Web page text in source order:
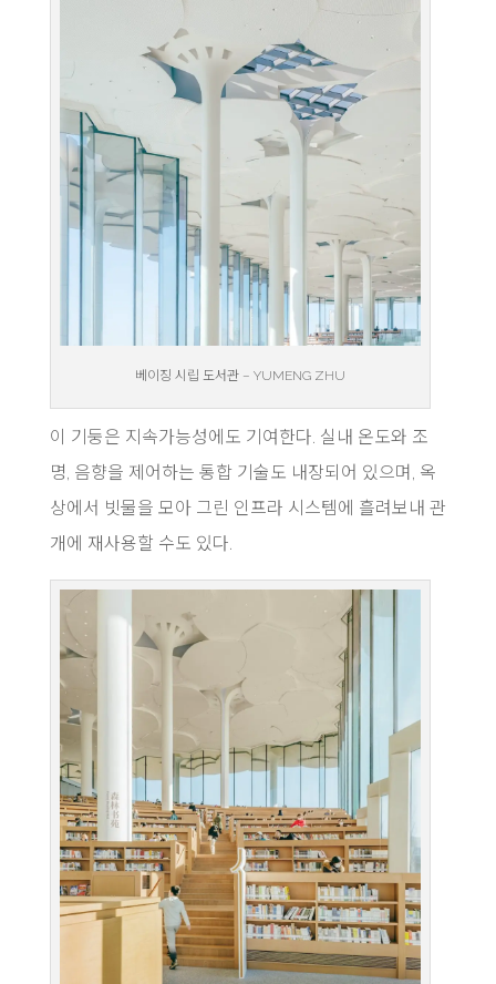
베이징 시립 도서관 – YUMENG ZHU
이 기둥은 지속가능성에도 기여한다. 실내 온도와 조
명, 음향을 제어하는 통합 기술도 내장되어 있으며, 옥
상에서 빗물을 모아 그린 인프라 시스템에 흘려보내 관
개에 재사용할 수도 있다.